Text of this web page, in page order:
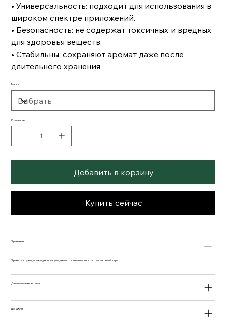
• Универсальность: подходит для использования в
широком спектре приложений.
• Безопасность: не содержат токсичных и вредных
для здоровья веществ.
• Стабильны, сохраняют аромат даже после
длительного хранения.
Масса
Количество
Добавить в корзину
Купить сейчас
Хранение
Хранить в сухом, прохладном, защищенном от света месте, в плотно закрытой таре.
Дата окончания срока.
Цена €/кг